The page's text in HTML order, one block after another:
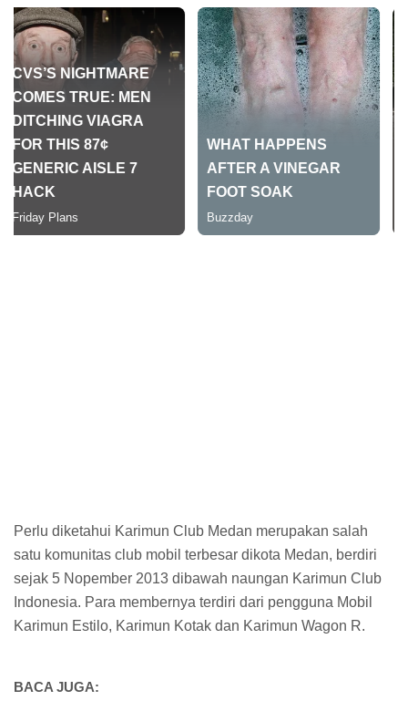
Perlu diketahui Karimun Club Medan merupakan salah
satu komunitas club mobil terbesar dikota Medan, berdiri
sejak 5 Nopember 2013 dibawah naungan Karimun Club
Indonesia. Para membernya terdiri dari pengguna Mobil
Karimun Estilo, Karimun Kotak dan Karimun Wagon R.
BACA JUGA: